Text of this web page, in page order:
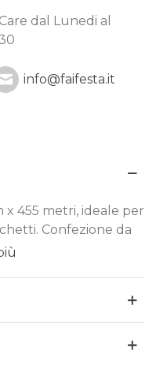
dal Lunedi al
info@faifesta.it
x 455 metri, ideale per
Confezione da